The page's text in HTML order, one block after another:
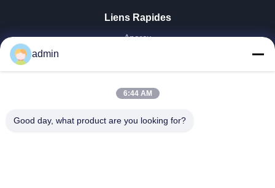
Liens Rapides
Aperçu
VR Show
A Propos De Nous
Visite D'usine
Contrôle De La Qualité
admin
6:44 AM
Good day, what product are you looking for?